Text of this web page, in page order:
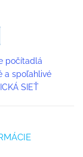
počítadlá
a spoľahlivé
SIEŤ